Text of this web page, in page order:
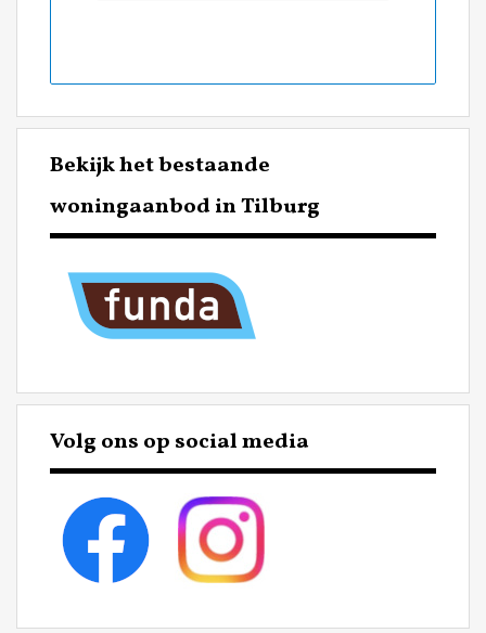
Bekijk het bestaande
woningaanbod in Tilburg
Volg ons op social media